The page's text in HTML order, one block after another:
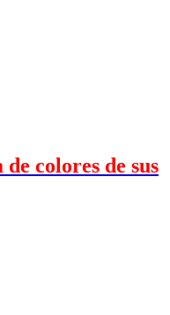
colores de sus